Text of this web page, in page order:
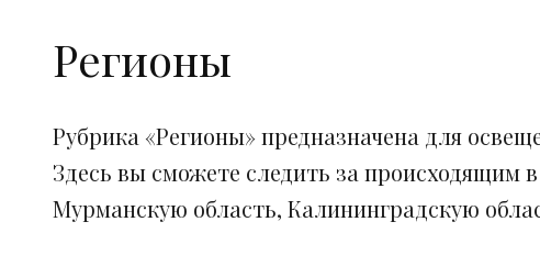
Регионы
Рубрика «Регионы» предназначена для
Здесь вы сможете следить за происходящим
Мурманскую область, Калининградскую